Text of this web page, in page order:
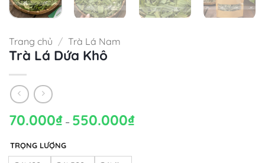
Trang chủ / Trà Lá Nam
Trà Lá Dứa Khô
70.000₫ – 550.000₫Khoảng
TRỌNG LƯỢNG